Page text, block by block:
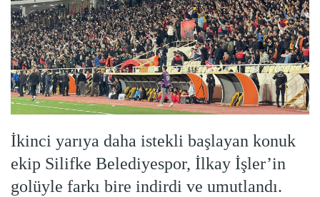
İkinci yarıya daha istekli başlayan konuk
ekip Silifke Belediyespor, İlkay İşler’in
golüyle farkı bire indirdi ve umutlandı.